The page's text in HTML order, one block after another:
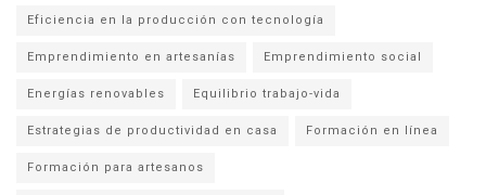
Eficiencia en la producción con tecnología
Emprendimiento en artesanías Emprendimiento social
Energías renovables Equilibrio trabajo-vida
Estrategias de productividad en casa Formación en línea
Formación para artesanos